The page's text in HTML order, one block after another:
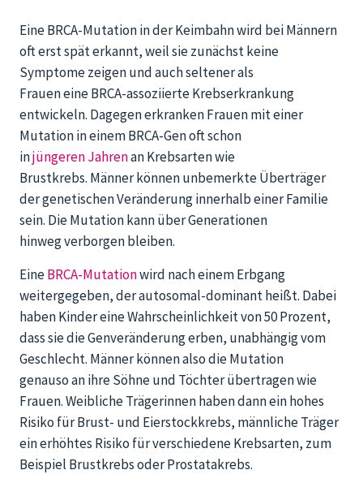
Eine BRCA-Mutation in der Keimbahn wird bei Männern
oft erst spät erkannt, weil sie zunächst keine
Symptome zeigen und auch seltener als
Frauen eine BRCA-assoziierte Krebserkrankung
entwickeln. Dagegen erkranken Frauen mit einer
Mutation in einem BRCA-Gen oft schon
injüngeren Jahrenan Krebsarten wie
Brustkrebs. Männer können unbemerkte Überträger
der genetischen Veränderung innerhalb einer Familie
sein. Die Mutation kann über Generationen
hinweg verborgen bleiben.
EineBRCA-Mutationwird nach einem Erbgang
weitergegeben, der autosomal-dominant heißt. Dabei
haben Kinder eine Wahrscheinlichkeit von 50 Prozent,
dass sie die Genveränderung erben, unabhängig vom
Geschlecht. Männer können also die Mutation
genauso an ihre Söhne und Töchter übertragen wie
Frauen. Weibliche Trägerinnen haben dann ein hohes
Risiko für Brust- und Eierstockkrebs, männliche Träger
ein erhöhtes Risiko für verschiedene Krebsarten, zum
Beispiel Brustkrebs oder Prostatakrebs.